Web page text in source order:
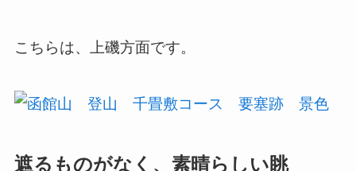
こちらは、上磯方面です。
遮るものがなく、素晴らしい眺